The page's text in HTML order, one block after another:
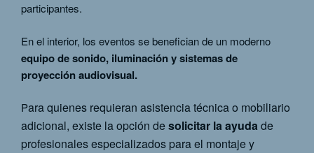
participantes.
En el interior, los eventos se benefician de un moderno
equipo de sonido, iluminación y sistemas de
proyección audiovisual.
Para quienes requieran asistencia técnica o mobiliario
adicional, existe la opción desolicitar la ayudade
profesionales especializados para el montaje y